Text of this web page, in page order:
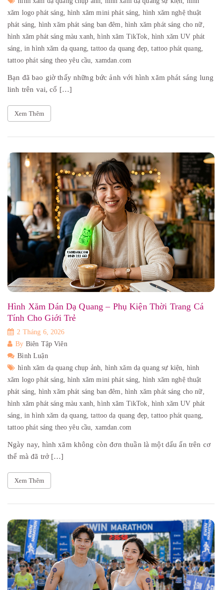
xăm logo phát sáng,hình xăm mini phát sáng, hình xăm nghệ thuật
phát sáng, hình xăm phát sáng ban đêm, hình xăm phát sáng cho nữ,
hình xăm phát sáng màu xanh,hình xăm TikTok, hình xăm UV phát
sáng, in hình xăm dạ quang,tattoo dạ quang đẹp,tattoo phát quang,
tattoo phát sáng theo yêu cầu, xamdan.com
Bạn đã bao giờ thấy những bức ảnh với hình xăm phát sáng lung
linh trên vai, cổ […]
Xem Thêm
Hình Xăm Dán Dạ Quang – Phụ Kiện Thời Trang Cá
Tính Cho Giới Trẻ
2 Tháng 6, 2026
By Biên Tập Viên
Bình Luận
hình xăm dạ quang chụp ảnh, hình xăm dạ quang sự kiện, hình
xăm logo phát sáng,hình xăm mini phát sáng, hình xăm nghệ thuật
phát sáng, hình xăm phát sáng ban đêm, hình xăm phát sáng cho nữ,
hình xăm phát sáng màu xanh,hình xăm TikTok, hình xăm UV phát
sáng, in hình xăm dạ quang,tattoo dạ quang đẹp,tattoo phát quang,
tattoo phát sáng theo yêu cầu, xamdan.com
Ngày nay, hình xăm không còn đơn thuần là một dấu ấn trên cơ
thể mà đã trở […]
Xem Thêm